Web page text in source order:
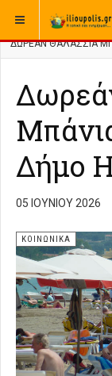
ΒΡΊΣΚΕΣΤΕ ΕΔΏ:
ΔΩΡΕΆΝ ΘΑΛΆΣΣΙΑ
Δήμο
05 ΙΟΥΝΊΟΥ 2026
ΚΟΙΝΩΝΙΚΑ